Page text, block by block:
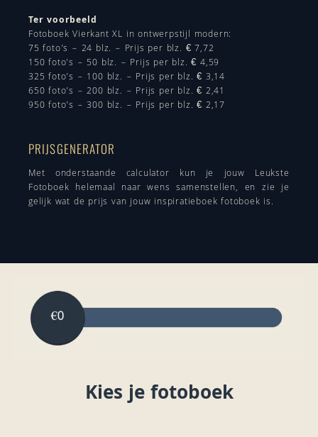
Ter voorbeeld
Fotoboek Vierkant XL in ontwerpstijl modern:
75 foto’s – 24 blz. – Prijs per blz. € 7,72
150 foto’s – 50 blz. – Prijs per blz. € 4,59
325 foto’s – 100 blz. – Prijs per blz. € 3,14
650 foto’s – 200 blz. – Prijs per blz. € 2,41
950 foto’s – 300 blz. – Prijs per blz. € 2,17
PRIJSGENERATOR
Met onderstaande calculator kun je jouw Leukste
Fotoboek helemaal naar wens samenstellen, en zie je
gelijk wat de prijs van jouw inspiratieboek fotoboek is.
Kies je fotoboek